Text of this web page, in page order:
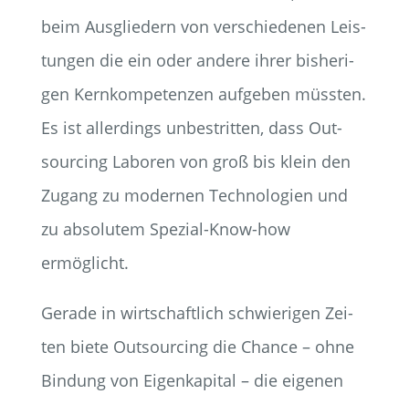
beim Aus­glie­dern von ver­schie­de­nen Leis­
tun­gen die ein oder ande­re ihrer bis­he­ri­
gen Kern­kom­pe­ten­zen auf­ge­ben müss­ten.
Es ist aller­dings unbe­strit­ten, dass Out­
sour­cing Labo­ren von groß bis klein den
Zugang zu moder­nen Tech­no­lo­gien und
zu abso­lu­tem Spe­zi­al-Know-how
ermöglicht.
Gera­de in wirt­schaft­lich schwie­ri­gen Zei­
ten bie­te Out­sour­cing die Chan­ce – ohne
Bin­dung von Eigen­ka­pi­tal – die eige­nen